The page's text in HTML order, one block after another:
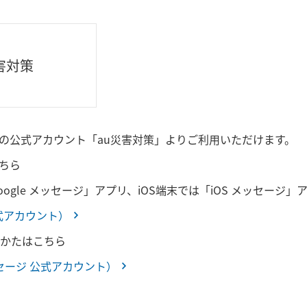
対策
公式アカウント「au災害対策」よりご利用いただけます。
ら
メッセージ」アプリ、iOS端末では「iOS メッセージ」
カウント）
たはこちら
ジ 公式アカウント）